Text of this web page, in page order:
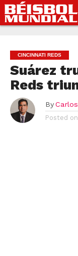
CINCINNATI REDS
Suárez
Reds
By
Posted on